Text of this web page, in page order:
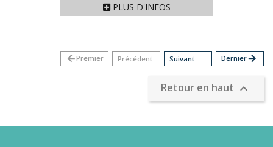
PLUS D'INFOS
arrow_backPremier Précédent Suivant Dernierarrow_forward
Retour en haut 